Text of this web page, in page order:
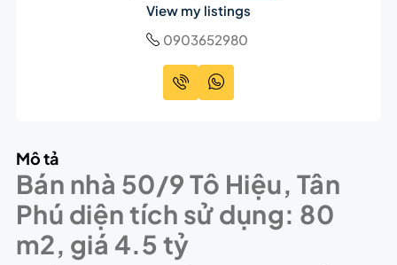
View my listings
0903652980
Mô tả
Bán nhà 50/9 Tô Hiệu, Tân
Phú diện tích sử dụng: 80
m2, giá 4.5 tỷ